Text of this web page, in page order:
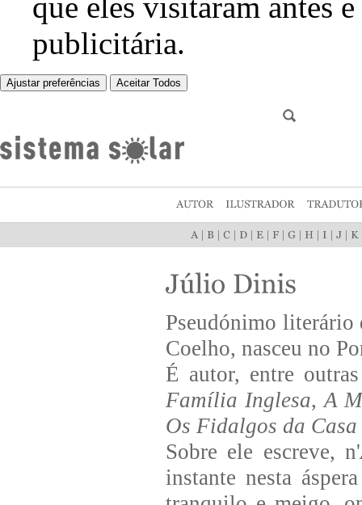
que eles visitaram antes
publicitária.
Ajustar preferências Aceitar Todos
Pseudónimo literário
Coelho, nasceu no
É autor, entre
Família Inglesa, A
Os Fidalgos da
Sobre ele escreve, n'
instante nesta